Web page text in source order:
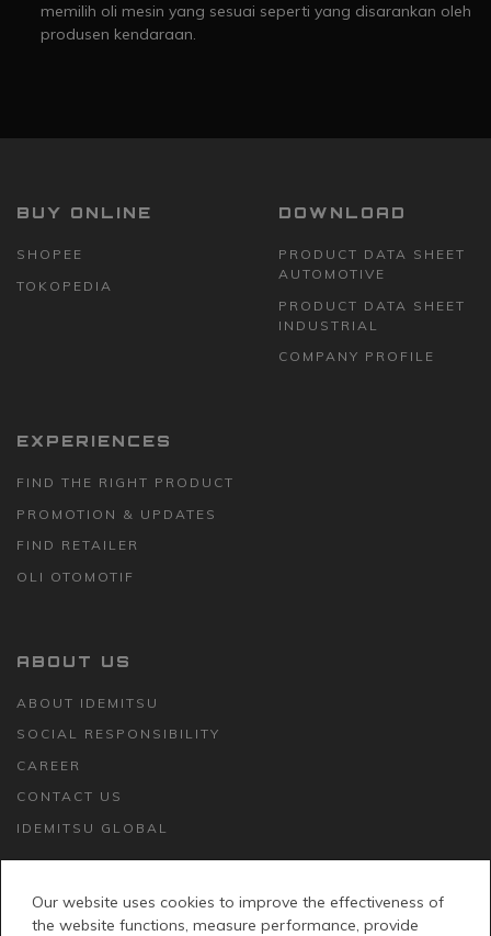
memilih oli mesin yang sesuai seperti yang disarankan oleh
produsen kendaraan.
Our website uses cookies to improve the effectiveness of
the website functions, measure performance, provide
BUY ONLINE
SHOPEE
TOKOPEDIA
DOWNLOAD
PRODUCT DATA SHEET
AUTOMOTIVE
PRODUCT DATA SHEET
INDUSTRIAL
COMPANY PROFILE
EXPERIENCES
FIND THE RIGHT PRODUCT
PROMOTION & UPDATES
FIND RETAILER
OLI OTOMOTIF
ABOUT US
ABOUT IDEMITSU
SOCIAL RESPONSIBILITY
CAREER
CONTACT US
IDEMITSU GLOBAL
JOIN THE CONVERSATION